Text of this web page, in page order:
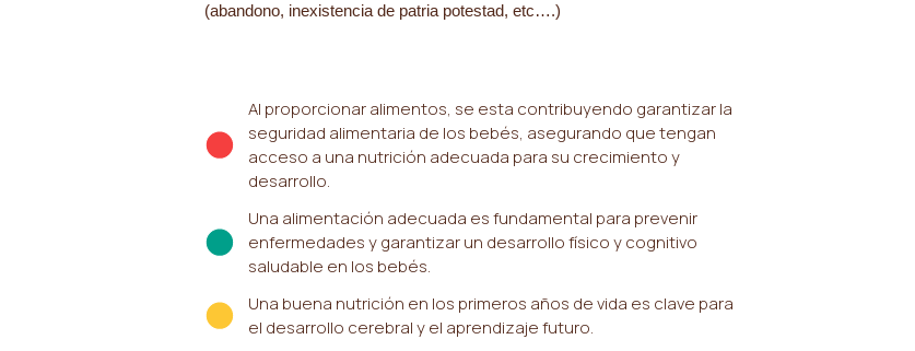
(abandono, inexistencia de patria potestad, etc….)
Al proporcionar alimentos, se esta contribuyendo garantizar la
seguridad alimentaria de los bebés, asegurando que tengan
acceso a una nutrición adecuada para su crecimiento y
desarrollo.
Una alimentación adecuada es fundamental para prevenir
enfermedades y garantizar un desarrollo físico y cognitivo
saludable en los bebés.
Una buena nutrición en los primeros años de vida es clave para
el desarrollo cerebral y el aprendizaje futuro.